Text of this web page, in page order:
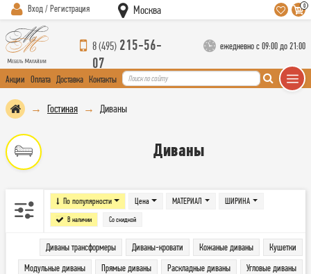
Вход / Регистрация Москва 0
8 (495) 215-56-
07
ежедневно с 09:00 до 21:00
Акции Оплата Доставка Контакты
Гостиная Диваны
Диваны
По популярности Цена
В наличии Со скидкой
МАТЕРИАЛ ШИРИНА
Диваны трансформеры Диваны-кровати Кожаные диваны
Кушетки
Модульные диваны
Прямые диваны Раскладные диваны
Угловые диваны